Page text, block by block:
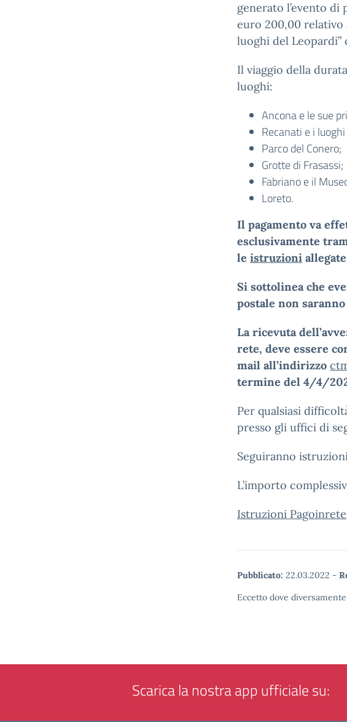
generato l’evento di
euro 200,00 relativo
luoghi del Leopardi”
Il viaggio della
luoghi:
Ancona e le sue
Recanati e i
Parco del Conero;
Grotte di Frasassi;
Fabriano e il
Loreto.
Il pagamento va
esclusivamente
le istruzioni
Si sottolinea che
postale non
La ricevuta
rete, deve essere
mail all’indirizzo
termine del 4/4/
Per qualsiasi
presso gli uffici di
Seguiranno
L’importo
Istruzioni Pagoinrete
Pubblicato: 22.03.2022 -
Eccetto dove
Scarica la nostra app ufficiale su: